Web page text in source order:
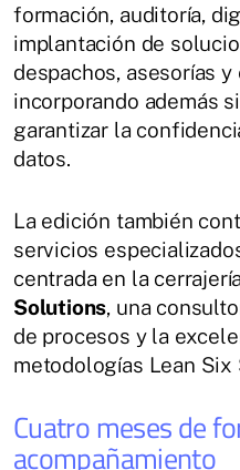
formación, auditoría,
implantación de
despachos, asesorías
incorporando además
garantizar la
datos.
La edición también
servicios
centrada en la
Solutions, una
de procesos y la
metodologías Lean Six
Cuatro meses de
acompañamiento